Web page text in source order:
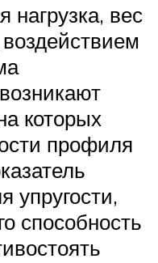
нагрузка, вес
которых
профиля
упругости,
способность